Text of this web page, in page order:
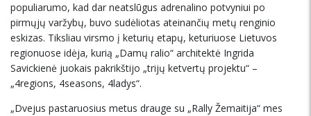
populiarumo, kad dar neatslūgus adrenalino potvyniui po
pirmųjų varžybų, buvo sudėliotas ateinančių metų renginio
eskizas. Tiksliau virsmo į keturių etapų, keturiuose Lietuvos
regionuose idėja, kurią „Damų ralio“ architektė Ingrida
Savickienė juokais pakrikštijo „trijų ketvertų projektu“ –
„4regions, 4seasons, 4ladys“.
„Dvejus pastaruosius metus drauge su „Rally Žemaitija“ mes